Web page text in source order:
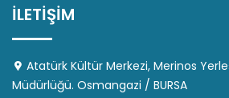
İLETİŞİM
Atatürk Kültür Merkezi, Merinos
Müdürlüğü. Osmangazi / BURSA